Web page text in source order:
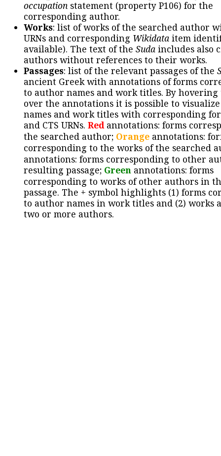
occupation statement (property P106) for the
corresponding author.
Works: list of works of the searched author
URNs and corresponding Wikidata item
available). The text of the Suda includes also
authors without references to their works.
Passages: list of the relevant passages of the
ancient Greek with annotations of forms
to author names and work titles. By hovering
over the annotations it is possible to
names and work titles with corresponding
and CTS URNs. Redannotations: forms
the searched author; Orange annotations:
corresponding to the works of the searched
annotations: forms corresponding to other
resulting passage; Green annotations: forms
corresponding to works of other authors in
passage. The + symbol highlights (1) forms
to author names in work titles and (2) works
two or more authors.